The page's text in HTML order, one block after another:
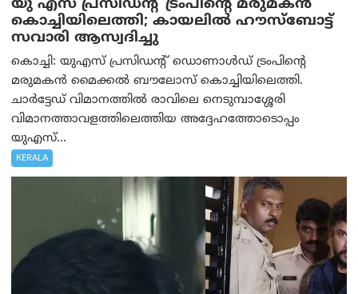
യു എസ് പ്രസിഡന്റ് ട്രംപിന്റെ മരുമകൻ
കൊച്ചിയിലെത്തി; കായലിൽ ഹൗസ്ബോട്ട്
സവാരി ആസ്വദിച്ചു
കൊച്ചി: യുഎസ് പ്രസിഡന്റ് ഡൊണാൾഡ് ട്രംപിന്റെ
മരുമകൻ മൈക്കൽ ബൗലോസ് കൊച്ചിയിലെത്തി.
ചാർട്ടേഡ് വിമാനത്തിൽ രാവിലെ നെടുമ്പാശ്ശേരി
വിമാനത്താവളത്തിലെത്തിയ അദ്ദേഹത്തോടൊപ്പം
യുഎസ്...
KERALA